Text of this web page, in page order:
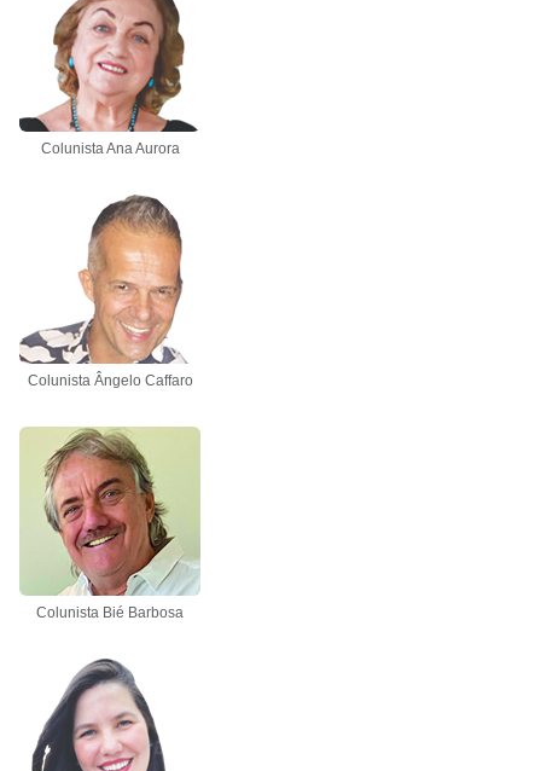
Colunista Ana Aurora
Colunista Ângelo Caffaro
Colunista Bié Barbosa